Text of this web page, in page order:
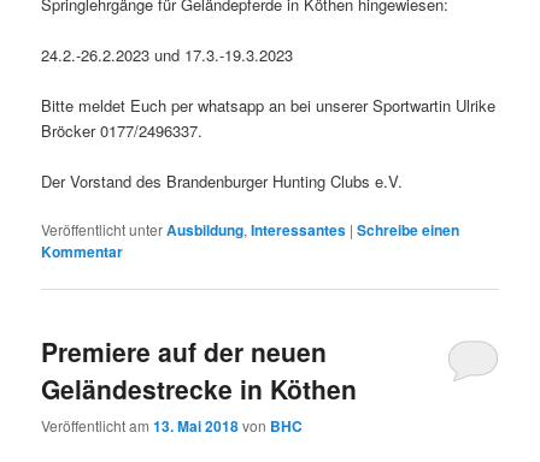
24.2.-26.2.2023 und 17.3.-19.3.2023
Bitte meldet Euch per whatsapp an bei unserer Sportwartin Ulrike
Bröcker 0177/2496337.
Der Vorstand des Brandenburger Hunting Clubs e.V.
Veröffentlicht unterAusbildung,Interessantes |Schreibe einen
Kommentar
Premiere auf der neuen
Geländestrecke in Köthen
Veröffentlicht am13. Mai 2018von BHC